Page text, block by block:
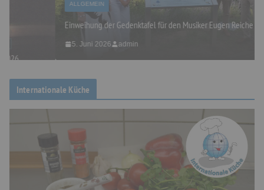
Einweihung der Gedenktafel für den Musiker Eugen Reiche
admin
Internationale Küche